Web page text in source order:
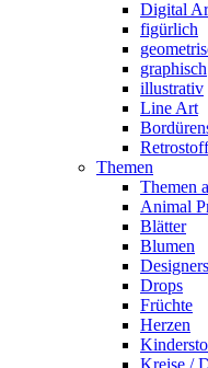
Digital
figürlich
graphisch
illustrativ
Line Art
Themen
Themen
Animal
Blätter
Blumen
Drops
Früchte
Herzen
Kreise /